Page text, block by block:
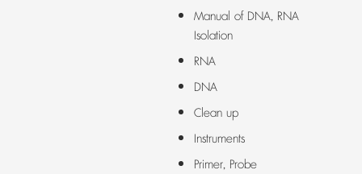
Manual of DNA, RNA
Isolation
RNA
DNA
Clean up
Instruments
Primer, Probe